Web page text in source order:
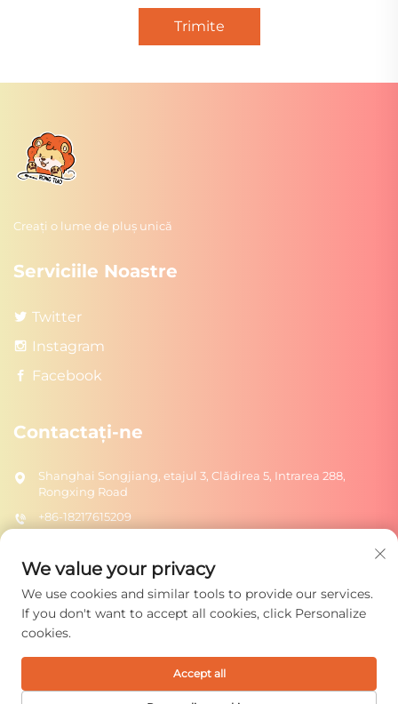
Trimite
Creați o lume de pluș unică
Serviciile Noastre
Twitter
Instagram
Facebook
Contactați-ne
Shanghai Songjiang, etajul 3, Clădirea 5, Intrarea 288,
Rongxing Road
+86-18217615209
TRIMITE
We value your privacy
We use cookies and similar tools to provide our services.
If you don't want to accept all cookies, click Personalize
cookies.
Accept all